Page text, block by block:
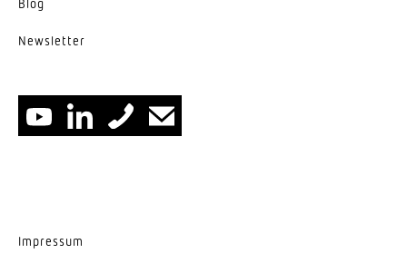
Blog
News­letter
Impressum